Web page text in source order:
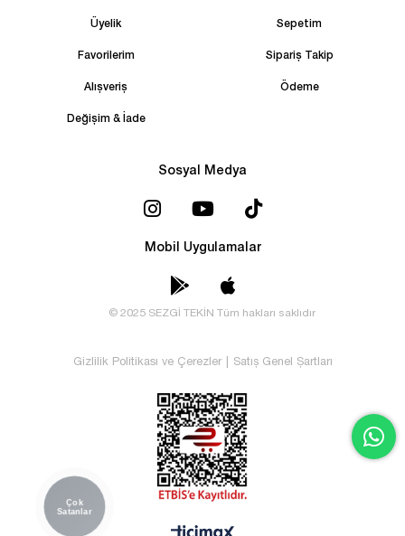
Üyelik Sepetim
Favorilerim Sipariş Takip
Alışveriş Ödeme
Değişim & İade
Sosyal Medya
Mobil Uygulamalar
© 2025 SEZGİ TEKİN Tüm hakları saklıdır
Gizlilik Politikası ve Çerezler Satış Genel Şartları
Çok
Satanlar